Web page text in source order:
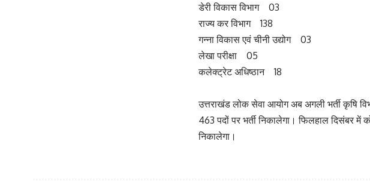
डेरी विकास विभाग 03
राज्य कर विभाग 138
गन्ना विकास एवं चीनी उद्योग 03
लेखा परीक्षा 05
कलेक्ट्रेट अधिष्ठान 18
उत्तराखंड लोक सेवा आयोग अब अगली भर्ती कृषि
463 पदों पर भर्ती निकालेगा। फिलहाल दिसंबर में
निकालेगा।